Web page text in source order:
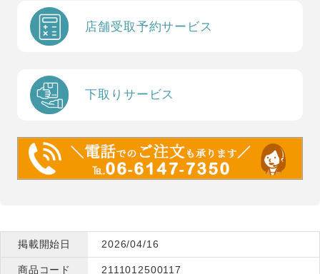
店舗受取予約サービス
下取りサービス
掲載開始日 2026/04/16
商品コード 2111012500117